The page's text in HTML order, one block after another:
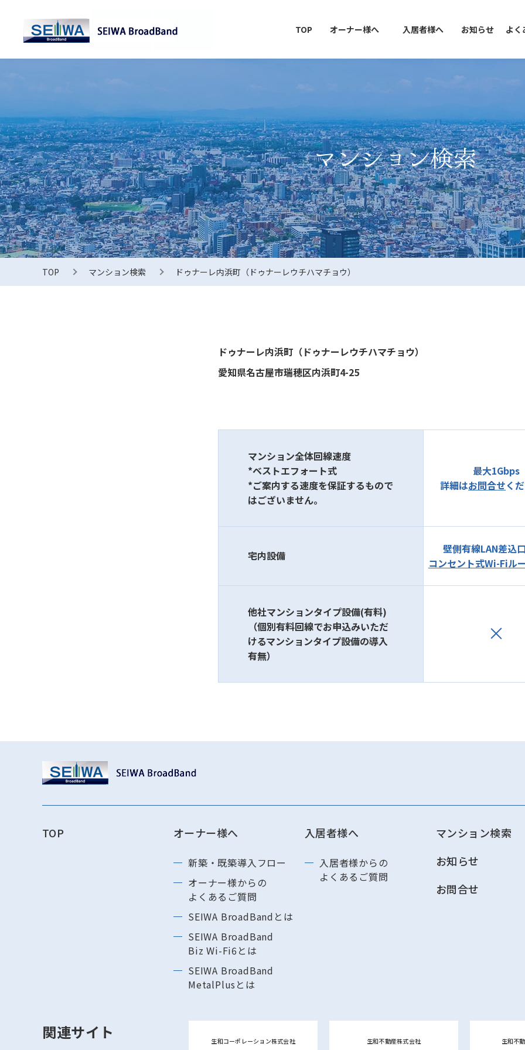
TOP オーナー様へ 入居者様へ お知らせ よく
TOP マンション検索 ドゥナーレ内浜町（ドゥナーレウチハマチョウ）
ドゥナーレ内浜町（ドゥナーレウチハマチョウ）
愛知県名古屋市瑞穂区内浜町4-25
マンション全体回線速度
*ベストエフォート式
*ご案内する速度を保証するもので
はございません。
最大1Gbps
詳細はお問合せく
宅内設備
壁側有線LAN差込
コンセント式Wi-Fiル
他社マンションタイプ設備(有料)
（個別有料回線でお申込みいただ
けるマンションタイプ設備の導入
有無）
TOP オーナー様へ
新築・既築導⼊フロー
オーナー様からの
よくあるご質問
SEIWA BroadBandとは
SEIWA BroadBand
Biz Wi-Fi6とは
SEIWA BroadBand
MetalPlusとは
入居者様へ
入居者様からの
よくあるご質問
マンション検索
お知らせ
お問合せ
関連サイト 生和コーポレーション株式会社 生和不動産株式会社 生和不